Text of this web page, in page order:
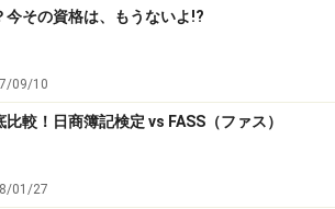
今その資格は、もうないよ!?
09/10
比較！日商簿記検定 vs FASS（ファス）
01/27